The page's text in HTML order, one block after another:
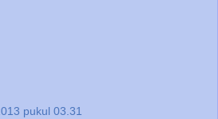
pukul 03.31